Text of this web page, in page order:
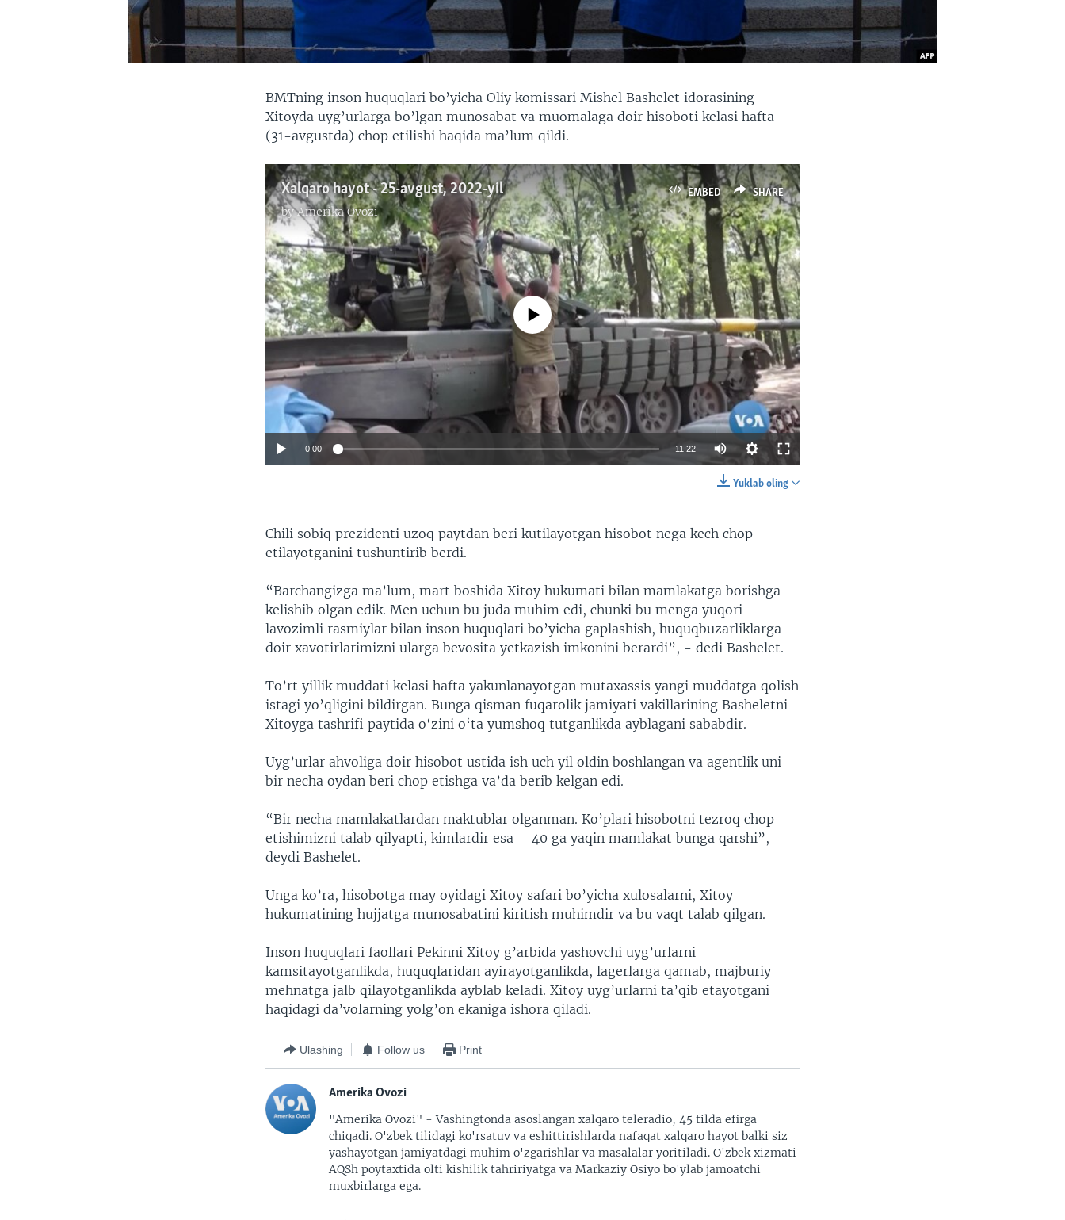
BMTning inson huquqlari bo’yicha Oliy komissari Mishel Bashelet idorasining
Xitoyda uyg’urlarga bo’lgan munosabat va muomalaga doir hisoboti kelasi hafta
(31-avgustda) chop etilishi haqida ma’lum qildi.
EMBED SHARE
Xalqaro hayot - 25-avgust, 2022-yil
byAmerika Ovozi
No media source currently available
0:00 11:22
Yuklab oling
Chili sobiq prezidenti uzoq paytdan beri kutilayotgan hisobot nega kech chop
etilayotganini tushuntirib berdi.
“Barchangizga ma’lum, mart boshida Xitoy hukumati bilan mamlakatga borishga
kelishib olgan edik. Men uchun bu juda muhim edi, chunki bu menga yuqori
lavozimli rasmiylar bilan inson huquqlari bo’yicha gaplashish, huquqbuzarliklarga
doir xavotirlarimizni ularga bevosita yetkazish imkonini berardi”, - dedi Bashelet.
To’rt yillik muddati kelasi hafta yakunlanayotgan mutaxassis yangi muddatga qolish
istagi yo’qligini bildirgan. Bunga qisman fuqarolik jamiyati vakillarining Basheletni
Xitoyga tashrifi paytida o‘zini o‘ta yumshoq tutganlikda ayblagani sababdir.
Uyg’urlar ahvoliga doir hisobot ustida ish uch yil oldin boshlangan va agentlik uni
bir necha oydan beri chop etishga va’da berib kelgan edi.
“Bir necha mamlakatlardan maktublar olganman. Ko’plari hisobotni tezroq chop
etishimizni talab qilyapti, kimlardir esa – 40 ga yaqin mamlakat bunga qarshi”, -
deydi Bashelet.
Unga ko’ra, hisobotga may oyidagi Xitoy safari bo’yicha xulosalarni, Xitoy
hukumatining hujjatga munosabatini kiritish muhimdir va bu vaqt talab qilgan.
Inson huquqlari faollari Pekinni Xitoy g’arbida yashovchi uyg’urlarni
kamsitayotganlikda, huquqlaridan ayirayotganlikda, lagerlarga qamab, majburiy
mehnatga jalb qilayotganlikda ayblab keladi. Xitoy uyg’urlarni ta’qib etayotgani
haqidagi da’volarning yolg’on ekaniga ishora qiladi.
Ulashing Follow us Print
Amerika Ovozi
"Amerika Ovozi" - Vashingtonda asoslangan xalqaro teleradio, 45 tilda efirga
chiqadi. O'zbek tilidagi ko'rsatuv va eshittirishlarda nafaqat xalqaro hayot balki siz
yashayotgan jamiyatdagi muhim o'zgarishlar va masalalar yoritiladi. O'zbek xizmati
AQSh poytaxtida olti kishilik tahririyatga va Markaziy Osiyo bo'ylab jamoatchi
muxbirlarga ega.